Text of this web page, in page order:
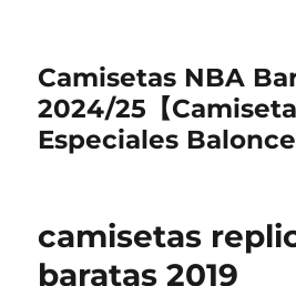
Camisetas NBA
2024/25【
Especiales
camisetas
baratas 2019